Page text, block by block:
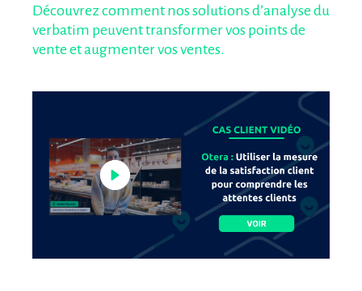
Découvrez comment nos solutions d’analyse du
verbatim peuvent transformer vos points de
vente et augmenter vos ventes.